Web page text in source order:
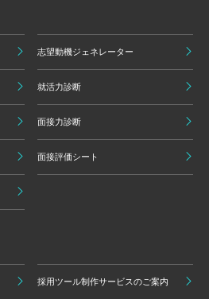
志望動機ジェネレーター
就活力診断
面接力診断
面接評価シート
採用ツール制作サービスのご案内